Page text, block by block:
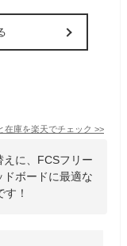
在庫を楽天でチェック >>
に、FCSフリー
ボードに最適な
！